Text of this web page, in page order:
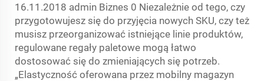
16.11.2018 admin Biznes 0 Niezależnie od tego, czy
przygotowujesz się do przyjęcia nowych SKU, czy też
musisz przeorganizować istniejące linie produktów,
regulowane regały paletowe mogą łatwo
dostosować się do zmieniających się potrzeb.
„Elastyczność oferowana przez mobilny magazyn